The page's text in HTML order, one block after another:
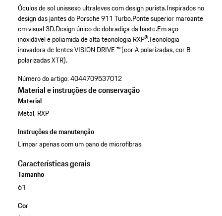
Óculos de sol unissexo ultraleves com design purista.Inspirados no
design das jantes do Porsche 911 Turbo.Ponte superior marcante
em visual 3D.Design único de dobradiça da haste.Em aço
inoxidável e poliamida de alta tecnologia RXP®.Tecnologia
inovadora de lentes VISION DRIVE ™ (cor A polarizadas, cor B
polarizadas XTR).
Número do artigo:4044709537012
Material e instruções de conservação
Material
Metal, RXP
Instruções de manutenção
Limpar apenas com um pano de microfibras.
Características gerais
Tamanho
61
Cor